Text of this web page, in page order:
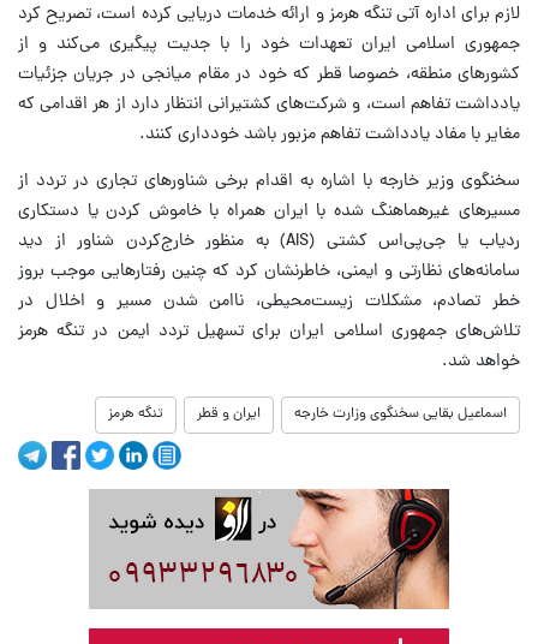
لازم برای اداره آتی تنگه هرمز و ارائه خدمات دریایی کرده است، تصریح کرد
جمهوری اسلامی ایران تعهدات خود را با جدیت پیگیری می‌کند و از
کشورهای منطقه، خصوصا قطر که خود در مقام میانجی در جریان جزئیات
یادداشت تفاهم است، و شرکت‌های کشتیرانی انتظار دارد از هر اقدامی که
مغایر با مفاد یادداشت تفاهم مزبور باشد خودداری کنند.
سخنگوی وزیر خارجه با اشاره به اقدام برخی شناورهای تجاری در تردد از
مسیرهای غیرهماهنگ شده با ایران همراه با خاموش کردن یا دستکاری
ردیاب یا جی‌پی‌اس کشتی (AIS) به منظور خارج‌کردن شناور از دید
سامانه‌های نظارتی و ایمنی، خاطرنشان کرد که چنین رفتارهایی موجب بروز
خطر تصادم، مشکلات زیست‌محیطی، ناامن شدن مسیر و اخلال در
تلاش‌های جمهوری اسلامی ایران برای تسهیل تردد ایمن در تنگه هرمز
خواهد شد.
اسماعیل بقایی سخنگوی وزارت خارجه ایران و قطر تنگه هرمز